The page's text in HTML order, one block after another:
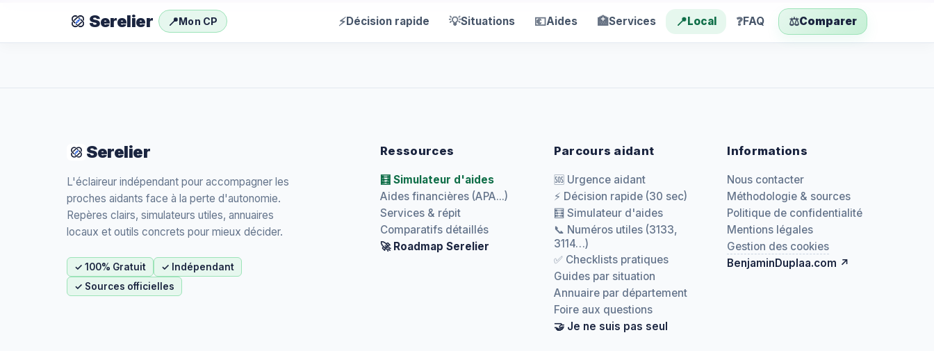
Serelier 📍Mon CP ⚡Décision rapide 💡Situations 💶Aides 🏥Services 📍Local ❓FAQ ⚖️Comparer
Serelier
L'éclaireur indépendant pour accompagner les
proches aidants face à la perte d'autonomie.
Repères clairs, simulateurs utiles, annuaires
locaux et outils concrets pour mieux décider.
✓ 100% Gratuit
✓ Indépendant
✓ Sources officielles
Ressources
🧮 Simulateur d'aides
Aides financières (APA...)
Services & répit
Comparatifs détaillés
🚀 Roadmap Serelier
Parcours aidant
🆘 Urgence aidant
⚡ Décision rapide (30 sec)
🧮 Simulateur d'aides
📞 Numéros utiles (3133,
3114…)
✅ Checklists pratiques
Guides par situation
Annuaire par département
Foire aux questions
🤝 Je ne suis pas seul
Informations
Nous contacter
Méthodologie & sources
Politique de confidentialité
Mentions légales
Gestion des cookies
BenjaminDuplaa.com ↗